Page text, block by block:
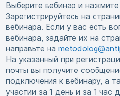
Выберите вебинар и нажмите
Зарегистрируйтесь на
вебинара. Если у вас есть
вебинара, задайте их на
направьте на
На указанный при
почты вы получите
подключения к вебинару, а
участии за 1 день и за 1 час